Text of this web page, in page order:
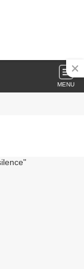
MENU